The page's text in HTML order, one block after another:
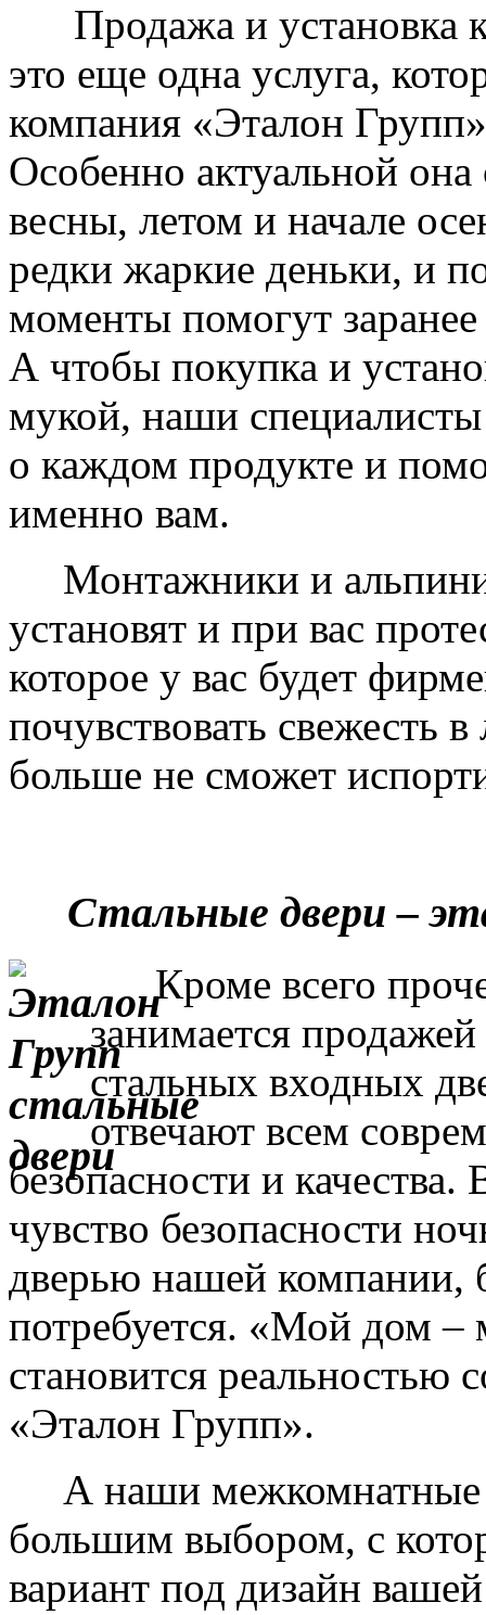
Продажа и установка
это еще одна услуга,
компания «Эталон
Особенно актуальной она
весны, летом и начале
редки жаркие деньки, и
моменты помогут
А чтобы покупка и
мукой, наши специалисты
о каждом продукте и
именно вам.
Монтажники и
установят и при вас
которое у вас будет
почувствовать свежесть
больше не сможет
Стальные двери –
Кроме всего
занимается
стальных входных
отвечают всем
безопасности и
чувство безопасности
дверью нашей компании,
потребуется. «Мой дом –
становится реальностью
«Эталон Групп».
А наши межкомнатные
большим выбором, с
вариант под дизайн